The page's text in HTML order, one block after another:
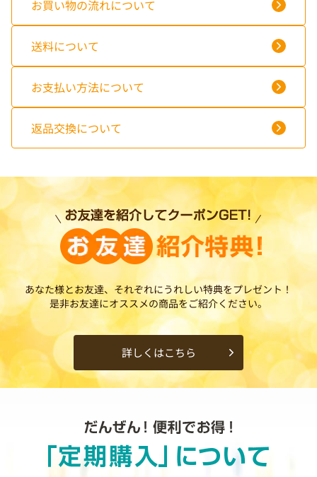
お買い物の流れについて
送料について
お支払い方法について
返品交換について
あなた様とお友達、それぞれにうれしい特典をプレゼント！
是非お友達にオススメの商品をご紹介ください。
詳しくはこちら